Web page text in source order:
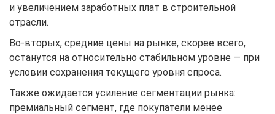
и увеличением заработных плат в строительной
отрасли.
Во-вторых, средние цены на рынке, скорее всего,
останутся на относительно стабильном уровне — при
условии сохранения текущего уровня спроса.
Также ожидается усиление сегментации рынка:
премиальный сегмент, где покупатели менее